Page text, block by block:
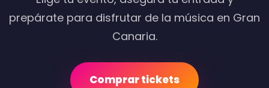
prepárate para disfrutar de la música en Gran
Canaria.
Comprar tickets